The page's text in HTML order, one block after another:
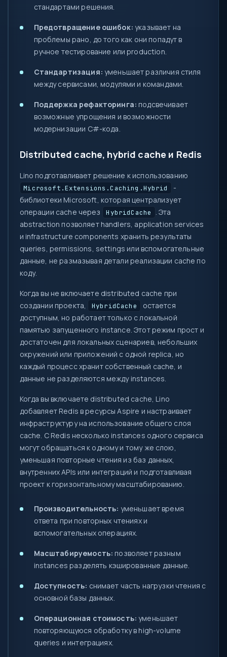
стандартами решения.
Предотвращение ошибок: указывает на
проблемы рано, до того как они попадут в
ручное тестирование или production.
Стандартизация: уменьшает различия стиля
между сервисами, модулями и командами.
Поддержка рефакторинга: подсвечивает
возможные упрощения и возможности
модернизации C#-кода.
Distributed cache, hybrid cache и Redis
Lino подготавливает решение к использованию
Microsoft.Extensions.Caching.Hybrid
-
библиотеки Microsoft, которая централизует
операции cache через
HybridCache
. Эта
abstraction позволяет handlers, application services
и infrastructure components хранить результаты
queries, permissions, settings или вспомогательные
данные, не размазывая детали реализации cache по
коду.
Когда вы не включаете distributed cache при
создании проекта,
HybridCache
остается
доступным, но работает только с локальной
памятью запущенного instance. Этот режим прост и
достаточен для локальных сценариев, небольших
окружений или приложений с одной replica, но
каждый процесс хранит собственный cache, и
данные не разделяются между instances.
Когда вы включаете distributed cache, Lino
добавляет Redis в ресурсы Aspire и настраивает
инфраструктуру на использование общего слоя
cache. С Redis несколько instances одного сервиса
могут обращаться к одному и тому же слою,
уменьшая повторные чтения из баз данных,
внутренних APIs или интеграций и подготавливая
проект к горизонтальному масштабированию.
Производительность: уменьшает время
ответа при повторных чтениях и
вспомогательных операциях.
Масштабируемость: позволяет разным
instances разделять кэшированные данные.
Доступность: снимает часть нагрузки чтения с
основной базы данных.
Операционная стоимость: уменьшает
повторяющуюся обработку в high-volume
queries и интеграциях.